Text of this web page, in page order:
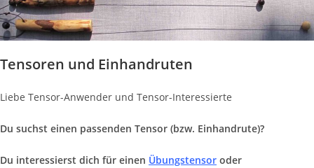
Tensoren und Einhandruten
Liebe Tensor-Anwender und Tensor-Interessierte
Du suchst einen passenden Tensor (bzw. Einhandrute)?
Du interessierst dich für einen Übungstensor oder